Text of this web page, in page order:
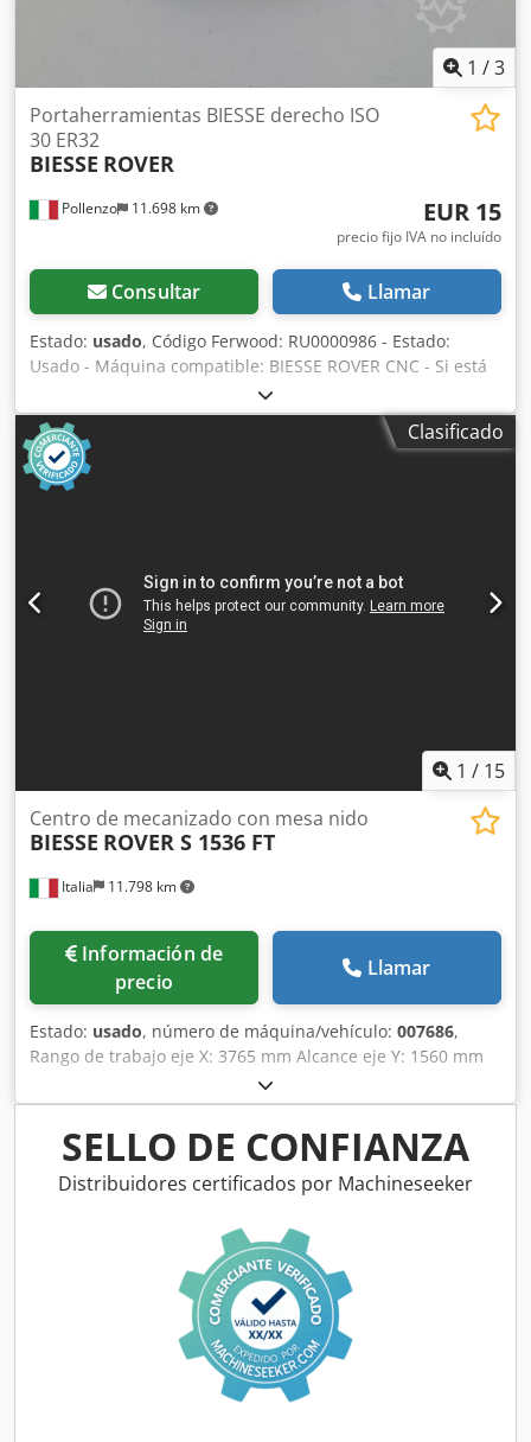
1 /3
Pollenzo 11.698 km
Portaherramientas BIESSE derecho ISO
30 ER32
BIESSE ROVER
EUR 15
precio fijo IVA no incluído
Consultar Llamar
Estado: usado, Código Ferwood: RU0000986 - Estado:
Usado - Máquina compatible: BIESSE ROVER CNC - Si está
interesado, ofrecemos servicio de revisión, contáctenos.
Dedpfx Abjvazkfj Aock
Clasificado
1 / 15
Italia 11.798 km
Centro de mecanizado con mesa nido
BIESSE ROVER S 1536 FT
Información de
precio
Llamar
Estado: usado, número de máquina/vehículo: 007686,
Rango de trabajo eje X: 3765 mm Alcance eje Y: 1560 mm
Dcedpfx Absu Tliys Ajk Plano de trabajo: Mesa nido
Potencia husillo principal: 13,2 KW Nº de ejes controlados:
3 ejes Número de husillos de taladrado: 18 Número de
posiciones de herramienta: 12
SELLO DE CONFIANZA
Distribuidores certificados por Machineseeker